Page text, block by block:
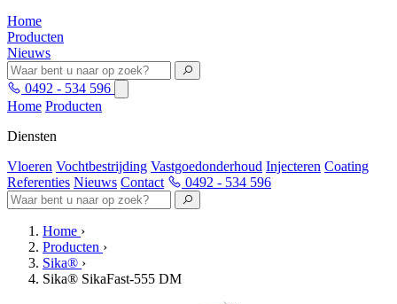
Home
Producten
Nieuws
0492 - 534 596
Home Producten
Diensten
Vloeren Vochtbestrijding Vastgoedonderhoud Injecteren Coating
Referenties Nieuws Contact 0492 - 534 596
Home ›
Producten ›
Sika® ›
Sika® SikaFast-555 DM